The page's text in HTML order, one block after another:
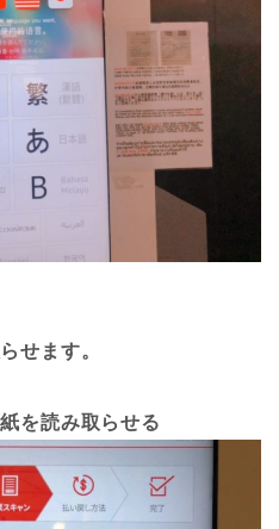
せます。
を読み取らせる